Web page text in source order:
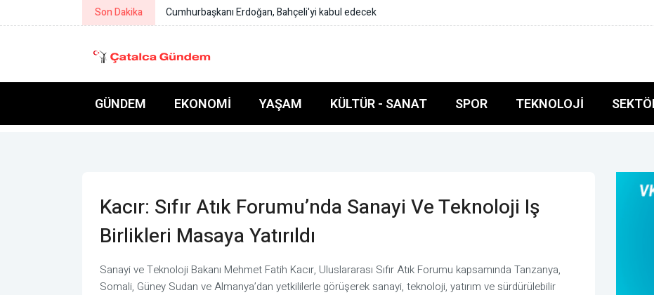
Son Dakika Özel, şehit aileleri ve gazilere destek için Güvenpark’taki eylemi ziyaret etti
GÜNDEM EKONOMI YAŞAM KÜLTÜR - SANAT SPOR TEKNOLOJI
Kacır: Sıfır Atık Forumu’nda Sanayi Ve Teknoloji Iş
Birlikleri Masaya Yatırıldı
Sanayi ve Teknoloji Bakanı Mehmet Fatih Kacır, Uluslararası Sıfır Atık Forumu kapsamında Tanzanya,
Somali, Güney Sudan ve Almanya’dan yetkililerle görüşerek sanayi, teknoloji, yatırım ve sürdürülebilir